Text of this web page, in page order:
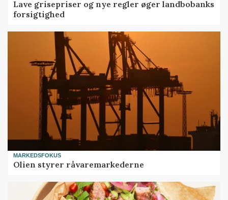
Lave grisepriser og nye regler øger landbobanks
forsigtighed
MARKEDSFOKUS
Olien styrer råvaremarkederne